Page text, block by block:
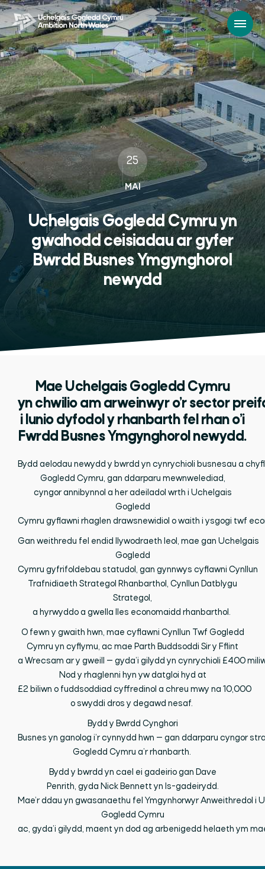
25
MAI
Uchelgais Gogledd Cymru yn
gwahodd ceisiadau ar gyfer
Bwrdd Busnes Ymgynghorol
newydd
Mae Uchelgais Gogledd Cymru
yn chwilio am arweinwyr o’r sector
i lunio dyfodol y rhanbarth fel rhan o’i
Fwrdd Busnes Ymgynghorolnewydd.
Bydd aelodau newydd y bwrdd yn cynrychioli busnesau a
Gogledd Cymru, gan ddarparu mewnwelediad,
cyngor annibynnol a heradeiladol wrth i Uchelgais
Gogledd
Cymru gyflawni rhaglen drawsnewidiol owaith i ysgogi twf
Gan weithredu fel endid llywodraeth leol, mae gan Uchelgais
Gogledd
Cymru gyfrifoldebau statudol, gan gynnwys cyflawni Cynllun
Trafnidiaeth Strategol Rhanbarthol, Cynllun Datblygu
Strategol,
a hyrwyddoa gwella lles economaidd rhanbarthol.
O fewn y gwaith hwn, mae cyflawni Cynllun Twf Gogledd
Cymru yn cyflymu, ac mae Parth Buddsoddi Sir y Fflint
a Wrecsam ary gweill — gyda’i gilydd yn cynrychioli £400
Nod y rhaglenni hyn yw datgloi hyd at
£2 biliwn o fuddsoddiad cyffredinol a chreu mwy na 10,000
o swyddi dros y degawd nesaf.
Bydd y Bwrdd Cynghori
Busnes yn ganolog i’rcynnydd hwn — gan ddarparu cyngor
Gogledd Cymru a’r rhanbarth.
Bydd y bwrdd yn cael ei gadeirio gan Dave
Penrith, gyda Nick Bennett yn Is-gadeirydd.
Mae’rddau yn gwasanaethu fel YmgynhorwyrAnweithredol i
Gogledd Cymru
ac, gyda’i gilydd, maent yn dod ag arbenigedd helaeth ym